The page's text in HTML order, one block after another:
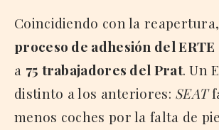
Coincidiendo con la
proceso de adhesión del ERTE
a 75 trabajadores del Prat. Un
distinto a los anteriores: SEAT
menos coches por la falta de